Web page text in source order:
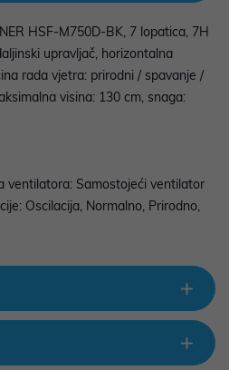
HSF-M750D-BK, 7 lopatica, 7H
upravljač, horizontalna
rada vjetra: prirodni / spavanje /
visina: 130 cm, snaga:
ventilatora: Samostojeći ventilator
Oscilacija, Normalno, Prirodno,